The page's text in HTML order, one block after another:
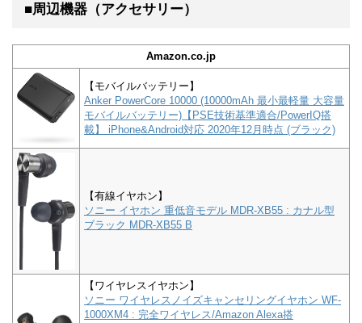
■周辺機器（アクセサリー）
Amazon.co.jp
【モバイルバッテリー】
Anker PowerCore 10000 (10000mAh 最小最軽量 大容量
モバイルバッテリー)【PSE技術基準適合/PowerIQ搭
載】 iPhone&Android対応 2020年12月時点 (ブラック)
【有線イヤホン】
ソニー イヤホン 重低音モデル MDR-XB55 : カナル型
ブラック MDR-XB55 B
【ワイヤレスイヤホン】
ソニー ワイヤレスノイズキャンセリングイヤホン WF-
1000XM4 : 完全ワイヤレス/Amazon Alexa搭